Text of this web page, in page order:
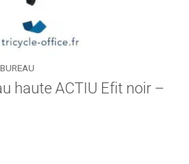
haute ACTIU Efit noir –